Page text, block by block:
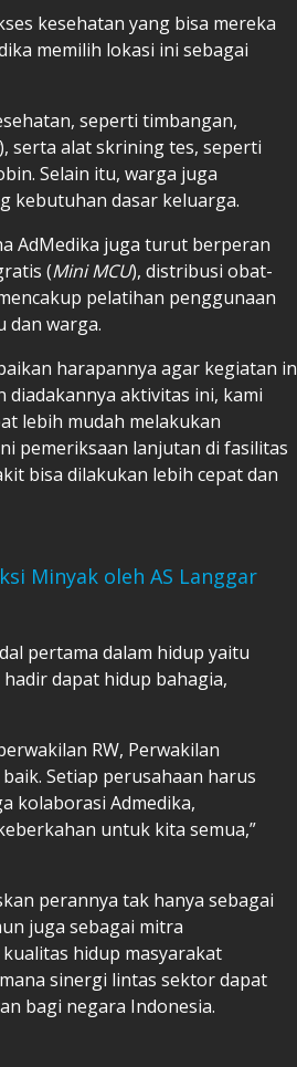
kesehatan yang bisa mereka
memilih lokasi ini sebagai
seperti timbangan,
), serta alat skrining tes, seperti
Selain itu, warga juga
kebutuhan dasar keluarga.
AdMedika juga turut berperan
(Mini MCU), distribusi obat-
pelatihan penggunaan
dan warga.
harapannya agar kegiatan
diadakannya aktivitas ini, kami
lebih mudah melakukan
pemeriksaan lanjutan di fasilitas
bisa dilakukan lebih cepat dan
Minyak oleh AS Langgar
pertama dalam hidup yaitu
dapat hidup bahagia,
RW, Perwakilan
Setiap perusahaan harus
kolaborasi Admedika,
untuk kita semua,”
perannya tak hanya sebagai
juga sebagai mitra
hidup masyarakat
sinergi lintas sektor dapat
bagi negara Indonesia.